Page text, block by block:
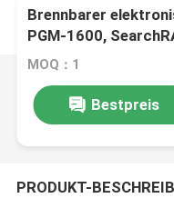
Brennbarer
PGM-1600,
Sensors
MOQ：1
Bestpreis
PRODUKT-